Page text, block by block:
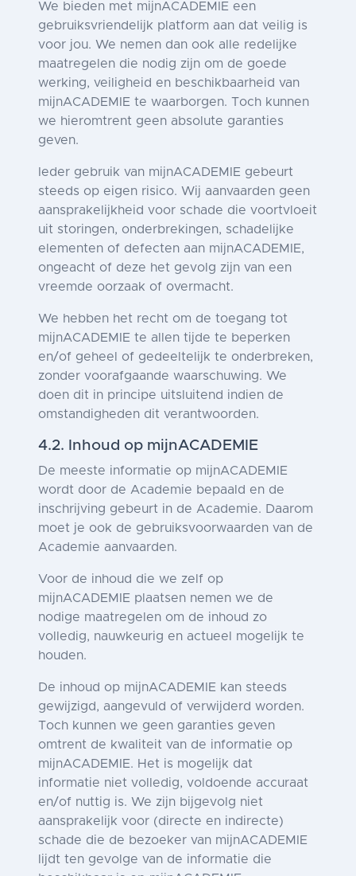
We bieden met mijnACADEMIE een
gebruiksvriendelijk platform aan dat veilig is
voor jou. We nemen dan ook alle redelijke
maatregelen die nodig zijn om de goede
werking, veiligheid en beschikbaarheid van
mijnACADEMIE te waarborgen. Toch kunnen
we hieromtrent geen absolute garanties
geven.
Ieder gebruik van mijnACADEMIE gebeurt
steeds op eigen risico. Wij aanvaarden geen
aansprakelijkheid voor schade die voortvloeit
uit storingen, onderbrekingen, schadelijke
elementen of defecten aan mijnACADEMIE,
ongeacht of deze het gevolg zijn van een
vreemde oorzaak of overmacht.
We hebben het recht om de toegang tot
mijnACADEMIE te allen tijde te beperken
en/of geheel of gedeeltelijk te onderbreken,
zonder voorafgaande waarschuwing. We
doen dit in principe uitsluitend indien de
omstandigheden dit verantwoorden.
4.2. Inhoud op mijnACADEMIE
De meeste informatie op mijnACADEMIE
wordt door de Academie bepaald en de
inschrijving gebeurt in de Academie. Daarom
moet je ook de gebruiksvoorwaarden van de
Academie aanvaarden.
Voor de inhoud die we zelf op
mijnACADEMIE plaatsen nemen we de
nodige maatregelen om de inhoud zo
volledig, nauwkeurig en actueel mogelijk te
houden.
De inhoud op mijnACADEMIE kan steeds
gewijzigd, aangevuld of verwijderd worden.
Toch kunnen we geen garanties geven
omtrent de kwaliteit van de informatie op
mijnACADEMIE. Het is mogelijk dat
informatie niet volledig, voldoende accuraat
en/of nuttig is. We zijn bijgevolg niet
aansprakelijk voor (directe en indirecte)
schade die de bezoeker van mijnACADEMIE
lijdt ten gevolge van de informatie die